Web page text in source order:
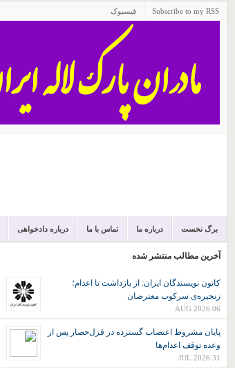
Subscribe to my RSS فیسبوک
برگ نخست درباره ما تماس با ما درباره دادخواهی
آخرین مطالب منتشر شده
کانون نويسندگان ايران: از بازداشت تا اعدام؛
زنجیره‌ی سرکوب معترضان
06 AUG 2026
پایان مشروط اعتصاب گسترده در قزل‌حصار پس از
وعده توقف اعدام‌ها
31 JUL 2026